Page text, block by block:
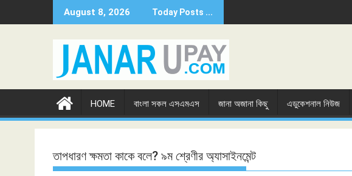
to
August 8, 2026 Today Posts ...
HOME বাংলা সকল এসএমএস জানা অজানা কিছু এডুকেশনাল নিউজ
তাপধারণ ক্ষমতা কাকে বলে? ৯ম শ্রেণীর অ্যাসাইনমেন্ট